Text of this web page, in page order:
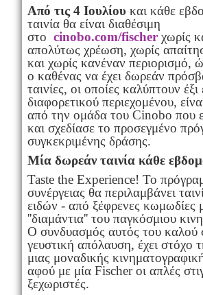
Από τις 4 Ιουλίου και κάθε
ταινία θα είναι διαθέσιμη
στο cinobo.com/fischer χωρίς
απολύτως χρέωση, χωρίς
και χωρίς κανέναν περιορισμό,
ο καθένας να έχει δωρεάν
ταινίες, οι οποίες καλύπτουν έξι
διαφορετικού περιεχομένου,
από την ομάδα του Cinobo που
και σχεδίασε το προσεγμένο
συγκεκριμένης δράσης.
Mία δωρεάν ταινία κάθε
Taste the Experience! Το
συνέργειας θα περιλαμβάνει
ειδών - από ξέφρενες κωμωδίες
''διαμάντια'' του παγκόσμιου
Ο συνδυασμός αυτός του καλού
γευστική απόλαυση, έχει στόχο
μιας μοναδικής
αφού με μία Fischer οι απλές
ξεχωριστές.